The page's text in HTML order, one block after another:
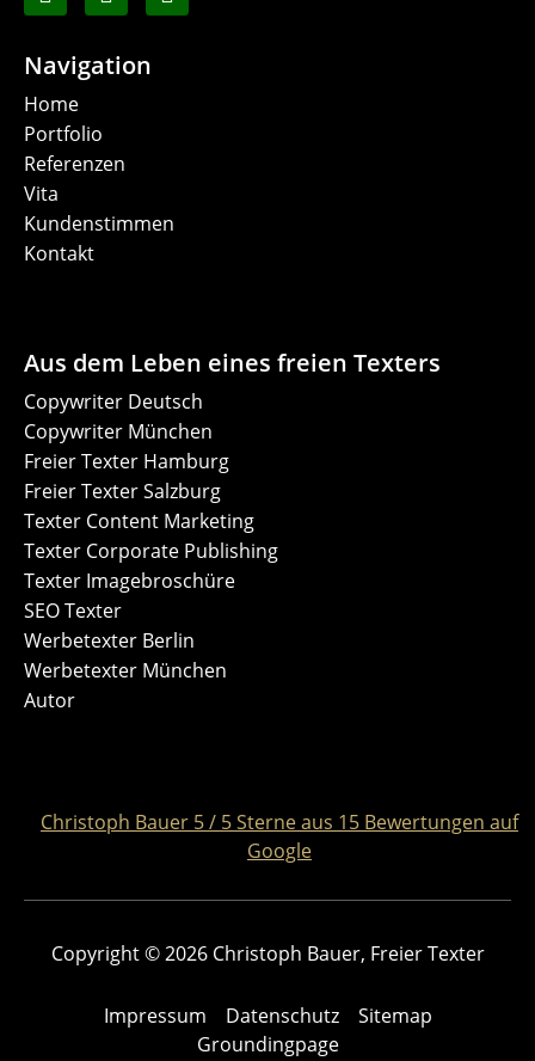
Navigation
Home
Portfolio
Referenzen
Vita
Kundenstimmen
Kontakt
Aus dem Leben eines freien Texters
Copywriter Deutsch
Copywriter München
Freier Texter Hamburg
Freier Texter Salzburg
Texter Content Marketing
Texter Corporate Publishing
Texter Imagebroschüre
SEO Texter
Werbetexter Berlin
Werbetexter München
Autor
Christoph Bauer 5/ 5Sterne aus 15 Bewertungen auf
Google
Copyright © 2026 Christoph Bauer, Freier Texter
Impressum Datenschutz
Sitemap
Groundingpage